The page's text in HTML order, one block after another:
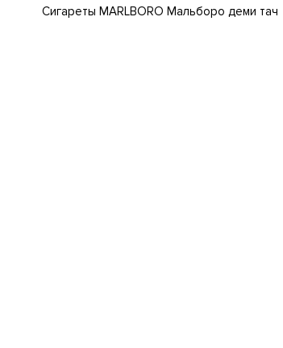
Сигареты MARLBORO Мальборо деми тач